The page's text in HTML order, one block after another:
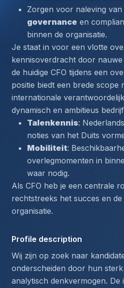
Zorgen voor naleving van
governance en
binnen de organisatie.
Je staat in voor een vlotte
kennisoverdracht door
de huidige CFO tijdens een
positie biedt een brede scope
internationale
dynamisch en ambitieus
Talenkennis:
noties van het Duits
Mobiliteit:
overlegmomenten in
waar nodig.
Als CFO heb je een centrale
rechtstreeks het succes en
organisatie.
Profile description
Wij zijn op zoek naar
onderscheiden door hun
analytisch denkvermogen. De